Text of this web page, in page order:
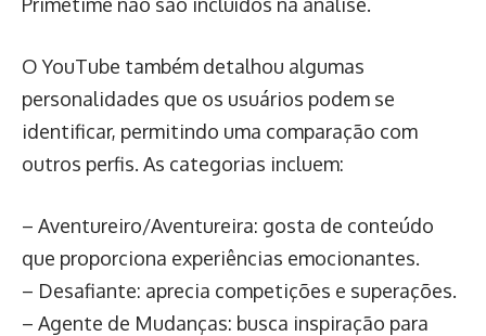
O YouTube também detalhou algumas
personalidades que os usuários podem se
identificar, permitindo uma comparação com
outros perfis. As categorias incluem:
– Aventureiro/Aventureira: gosta de conteúdo
que proporciona experiências emocionantes.
– Desafiante: aprecia competições e superações.
– Agente de Mudanças: busca inspiração para